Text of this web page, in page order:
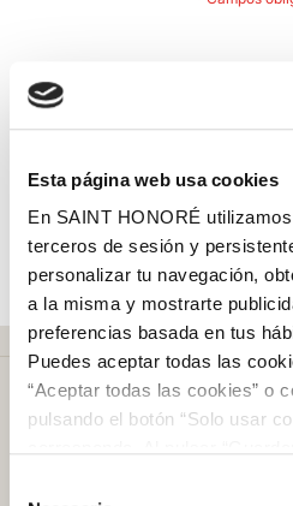
Esta página web usa cookies
En SAINT HONORÉ
terceros de sesión y
personalizar tu navegación,
a la misma y mostrarte
preferencias basada en tus
Puedes aceptar todas las
“Aceptar todas las cookies” o
pulsando el botón “Solo usar
Crear una cuenta tiene muchos
más.
Crear una